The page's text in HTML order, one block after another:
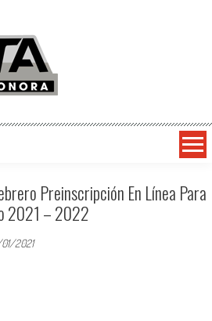
Sonora
Preinscripción En Línea Para
2021 – 2022
2021